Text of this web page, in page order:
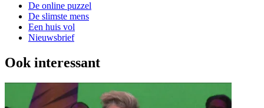
De online puzzel
De slimste mens
Een huis vol
Nieuwsbrief
Ook interessant